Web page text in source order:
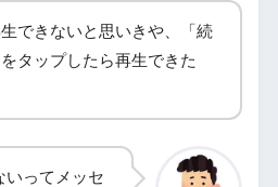
できないと思いきや、「続
タップしたら再生できた
いってメッセ